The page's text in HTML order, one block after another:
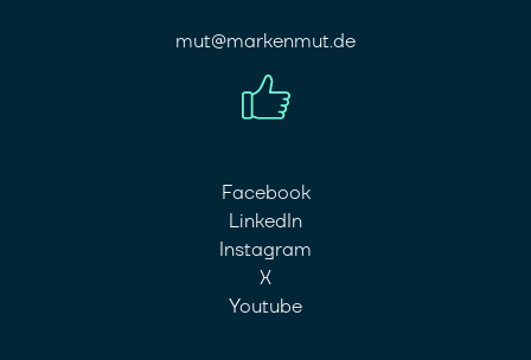
mut@markenmut.de
Facebook
LinkedIn
Instagram
X
Youtube